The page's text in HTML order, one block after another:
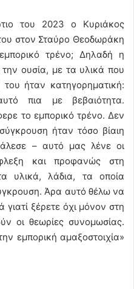
του 2023 ο Κυριάκος
στον Σταύρο Θεοδωράκη
τρένο; Δηλαδή η
ουσία, με τα υλικά που
ήταν κατηγορηματική:
πια με βεβαιότητα.
το εμπορικό τρένο. Δεν
ήταν τόσο βίαιη
– αυτό μας λένε οι
και προφανώς στη
υλικά, λάδια, τα οποία
Άρα αυτό θέλω να
ξέρετε όχι μόνον στη
οι θεωρίες συνομωσίας.
εμπορική αμαξοστοιχία»